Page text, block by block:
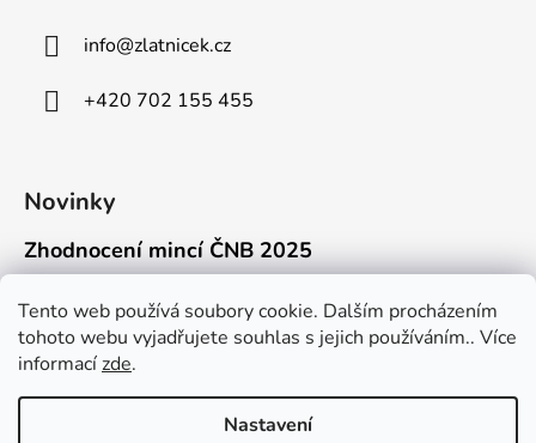
Tento web používá soubory cookie. Dalším procházením
tohoto webu vyjadřujete souhlas s jejich používáním.. Více
informacízde.
Nastavení
info@zlatnicek.cz
+420 702 155 455
Novinky
Zhodnocení mincí ČNB 2025
Připravili jsme pro vás jednoduchý a př...
Mýty o přepravě zlatých mincí mimo EU
Kdo někdy držel v ruce zlatou minci Wie...